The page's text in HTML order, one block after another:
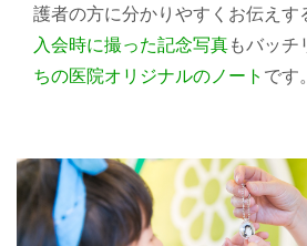
護者の方に分かりやすくお伝えす
入会時に撮った記念写真もバッチ
ちの医院オリジナルのノート です。